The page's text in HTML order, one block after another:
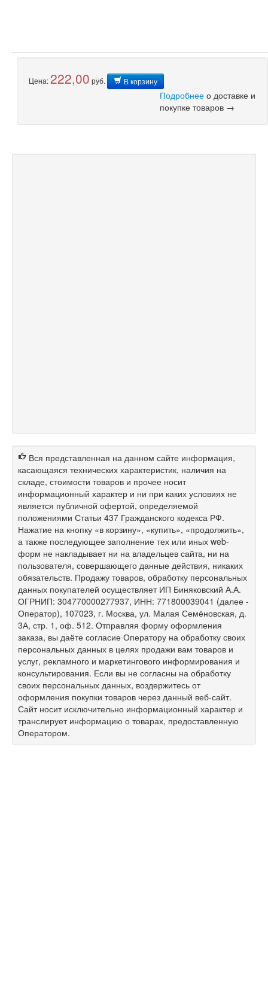
Цена: 222,00 руб. В корзину
Подробнее о доставке и
покупке товаров →
Вся представленная на данном сайте информация,
касающаяся технических характеристик, наличия на
складе, стоимости товаров и прочее носит
информационный характер и ни при каких условиях не
является публичной офертой, определяемой
положениями Статьи 437 Гражданского кодекса РФ.
Нажатие на кнопку «в корзину», «купить», «продолжить»,
а также последующее заполнение тех или иных web-
форм не накладывает ни на владельцев сайта, ни на
пользователя, совершающего данные действия, никаких
обязательств. Продажу товаров, обработку персональных
данных покупателей осуществляет ИП Биняковский А.А.
ОГРНИП: 304770000277937, ИНН: 771800039041 (далее -
Оператор), 107023, г. Москва, ул. Малая Семёновская, д.
3А, стр. 1, оф. 512. Отправляя форму оформления
заказа, вы даёте согласие Оператору на обработку своих
персональных данных в целях продажи вам товаров и
услуг, рекламного и маркетингового информирования и
консультирования. Если вы не согласны на обработку
своих персональных данных, воздержитесь от
оформления покупки товаров через данный веб-сайт.
Сайт носит исключительно информационный характер и
транслирует информацию о товарах, предоставленную
Оператором.